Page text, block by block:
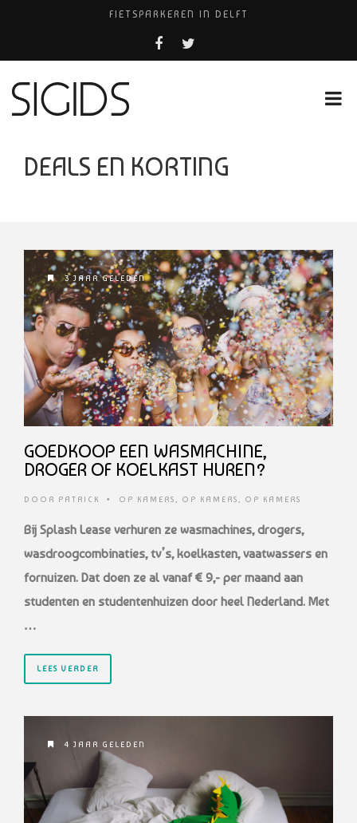
FIETSPARKEREN IN DELFT
PIZZERIA POMPEÏ ￼
BELEEF DE MAGIE VAN FILM BIJ KINEPOLIS
DEALS EN KORTING
3 JAAR GELEDEN
GOEDKOOP EEN WASMACHINE,
DROGER OF KOELKAST HUREN?
DOOR PATRICK • OP KAMERS, OP KAMERS, OP KAMERS
Bij Splash Lease verhuren ze wasmachines, drogers,
wasdroogcombinaties, tv’s, koelkasten, vaatwassers en
fornuizen. Dat doen ze al vanaf € 9,- per maand aan
studenten en studentenhuizen door heel Nederland. Met
…
LEES VERDER
4 JAAR GELEDEN